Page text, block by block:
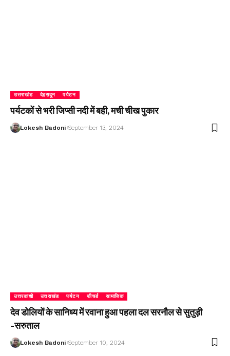
उत्तराखंड देहरादून पर्यटन
पर्यटकों से भरी जिप्सी नदी में बही, मची चीख पुकार
Lokesh Badoni September 13, 2024
उत्तरकाशी उत्तराखंड पर्यटन फीचर्ड सामाजिक
देव डोलियों के सानिध्य में रवाना हुआ पहला दल सरनौल से सुतुड़ी
-सरुताल
Lokesh Badoni September 10, 2024